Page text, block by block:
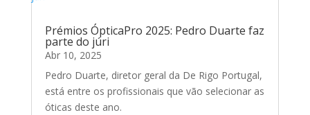
Prémios ÓpticaPro 2025: Pedro Duarte faz
parte do júri
Abr 10, 2025
Pedro Duarte, diretor geral da De Rigo Portugal,
está entre os profissionais que vão selecionar as
óticas deste ano.